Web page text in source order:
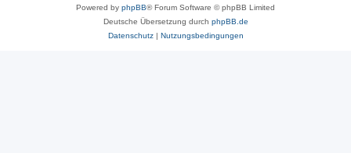
Powered by phpBB® Forum Software © phpBB Limited
Deutsche Übersetzung durch phpBB.de
Datenschutz| Nutzungsbedingungen